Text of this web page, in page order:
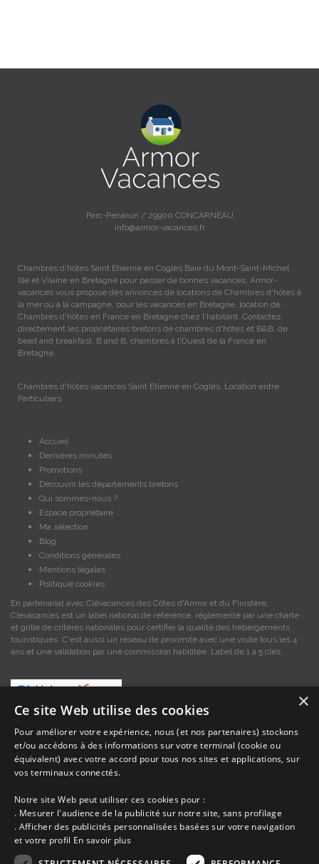
Parc-Penarun / 29900 CONCARNEAU
info@armor-vacances.fr
Chambres d'hôtes Saint Etienne en Coglès Baie du Mont-Saint-Michel
Ille et Vilaine en Bretagne pour passer de bonnes vacances, Armor-
vacances vous propose des annonces de locations de Chambres d'hôtes à
la mer ou à la campagne, pour les vacances en Bretagne, location de
Chambres d'hôtes en France en Bretagne chez l'habitant. Contactez
directement les propriétaires bretons de chambres d'hôtes et B&B, de
bead and breakfast, B and B, chambres à l'Ouest de la France en
Bretagne.
Chambres d'hôtes vacances Saint Etienne en Coglès, Location entre
Particuliers
Accueil
Dernières minutes
Promotions
Découvrir les départements bretons
Qui sommes-nous ?
Espace propriétaire
Ma sélection
Blog
Conditions générales
Mentions légales
Politique cookies
En partenariat avec Clévacances des Côtes d'Armor et du Finistère,
Clévacances est un label national de référence, réglementé par une charte
et grille de critères nationales pour certifier la qualité des hébergements
touristiques. C'est aussi un réseau de proximité avec une visite tous les 4
ans et une validation par une commission habilitée. Label de 1 à 5 clés.
Les descriptions et photos contenues dans le site Armor-vacances sont sous
la responsabilité des propriétaires, ces informations sont indicatives et non
contractuelles. Les données sont protégées par copyright Armor-vacances.
Armor-vacances n'est pas un organisme et ne touche aucune commission
sur les locations, c'est simplement un annuaire d'hébergements de
vacances en Bretagne, un service de petites annonces de location DE
PARTICULIER A PARTICULIER.
×
Ce site Web utilise des cookies
Pour améliorer votre expérience, nous (et nos partenaires) stockons
et/ou accédons à des informations sur votre terminal (cookie ou
équivalent) avec votre accord pour tous nos sites et applications, sur
vos terminaux connectés.
Notre site Web peut utiliser ces cookies pour :
. Mesurer l'audience de la publicité sur notre site, sans profilage
. Afficher des publicités personnalisées basées sur votre navigation
et votre profil En savoir plus